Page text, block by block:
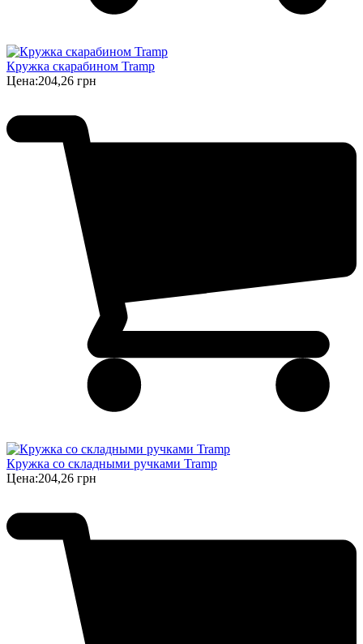
Кружка скарабином Tramp
Цена:204,26 грн
Кружка со складными ручками Tramp
Цена:204,26 грн